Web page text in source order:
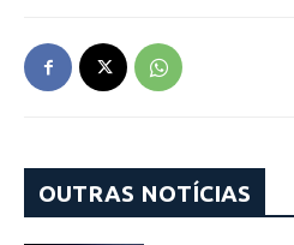
OUTRAS NOTÍCIAS